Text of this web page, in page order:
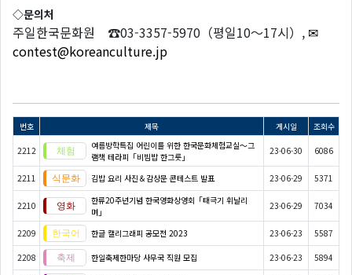
◇문의처
주일한국문화원 ☎03-3357-5970（평일10～17시）, ✉
contest@koreanculture.jp
번호 제목 게시일 조회수
2212
여름방학특집 어린이를 위한 한국문화체험교실〜그
램책 테라피「비빔밥 한그릇」
23-06-30 6086
2211 김밥 요리 사진＆감상문 콘테스트 발표 23-06-29 5371
2210
한류20주년기념 한국영화상영회「태극기 휘날리
며」
23-06-29 7034
2209 한글 캘리그래피 공모전 2023 23-06-23 5587
2208 한일축제한마당 사무국 직원 모집 23-06-23 5894